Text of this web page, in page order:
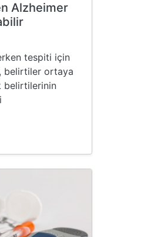
Alzheimer
tespiti için
belirtiler ortaya
belirtilerinin